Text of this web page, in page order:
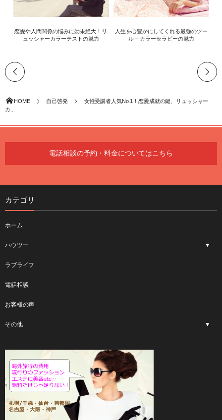
恋愛や人間関係の悩みに効果絶大！リ
ュッシャーカラーテストの魅力
人生を心豊かにしてくれる最強のツー
ル – カラーセラピーの魅力
HOME 自己啓発
女性受講者人気No.1！恋愛成就の鍵、リュッシャー
カ...
電話相談の予約・料金についてはこちら
カテゴリ
ホーム
ハウツー
ラブライフ
電話相談
お客様の声
その他